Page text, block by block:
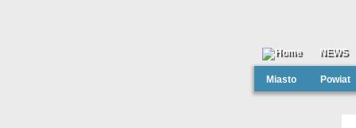
NEWS
Miasto Powiat